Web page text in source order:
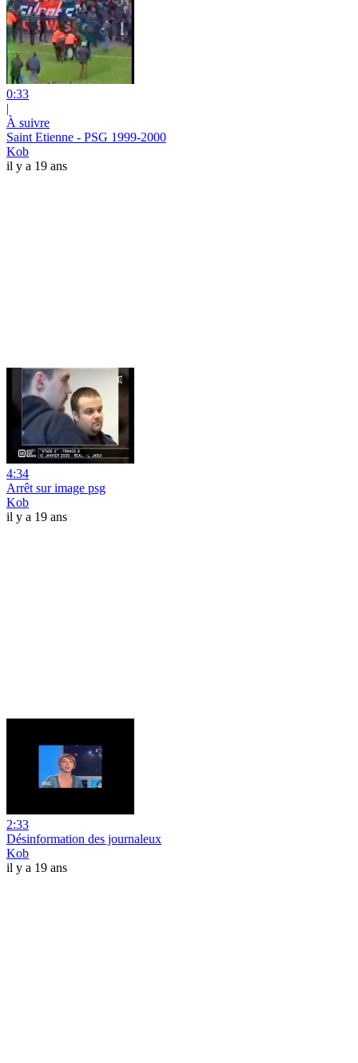
0:33
|
À suivre
Saint Etienne - PSG 1999-2000
Kob
il y a 19 ans
4:34
Arrêt sur image psg
Kob
il y a 19 ans
2:33
Désinformation des journaleux
Kob
il y a 19 ans